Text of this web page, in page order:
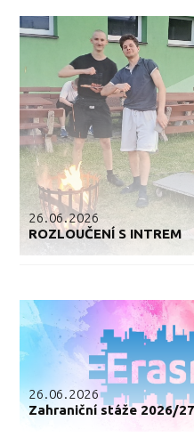
26.06.2026
ROZLOUČENÍ S INTREM
26.06.2026
Zahraniční stáže 2026/27